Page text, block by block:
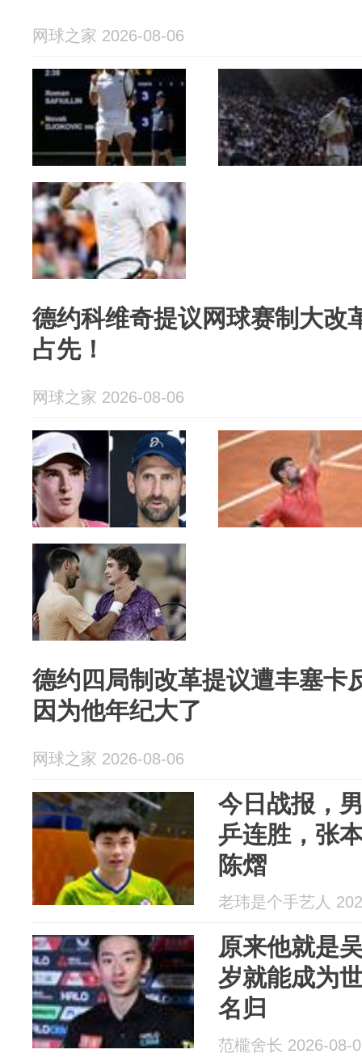
网球之家 2026-08-06
德约科维奇提议网球赛制大改
占先！
网球之家 2026-08-06
德约四局制改革提议遭丰塞卡
因为他年纪大了
网球之家 2026-08-06
今日战报，
乒连胜，张
陈熠
老玮是个手艺人
原来他就是
岁就能成为
名归
范櫳舍长 2026-08-